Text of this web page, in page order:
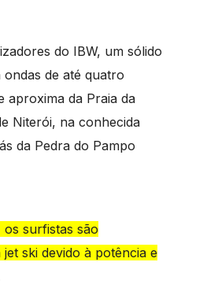
do IBW, um sólido
de até quatro
aproxima da Praia da
Niterói, na conhecida
da Pedra do Pampo
os surfistas são
ski devido à potência e